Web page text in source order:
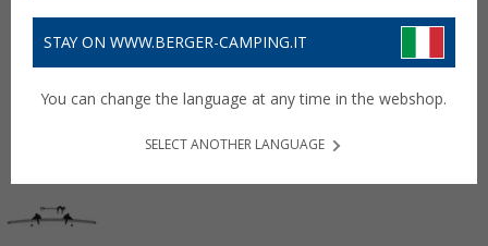
STAY ON WWW.BERGER-CAMPING.IT
You can change the language at any time in the webshop.
SELECT ANOTHER LANGUAGE